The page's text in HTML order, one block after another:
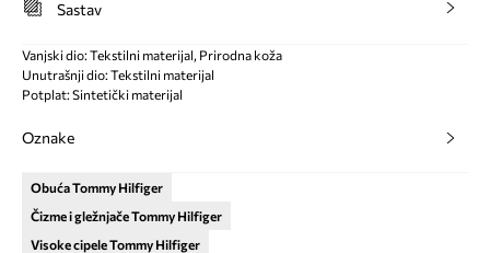
Sastav
Vanjski dio: Tekstilni materijal, Prirodna koža
Unutrašnji dio: Tekstilni materijal
Potplat: Sintetički materijal
Oznake
Obuća Tommy Hilfiger
Čizme i gležnjače Tommy Hilfiger
Visoke cipele Tommy Hilfiger